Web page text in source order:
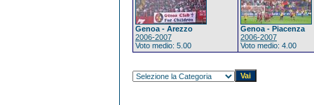
Genoa - Arezzo
2006-2007
Voto medio: 5.00
Genoa - Piacenza
2006-2007
Voto medio: 4.00